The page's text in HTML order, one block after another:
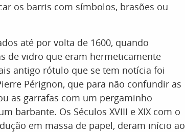
os barris com símbolos, brasões ou
até por volta de 1600, quando
de vidro que eram hermeticamente
antigo rótulo que se tem notícia foi
Pérignon, que para não confundir as
as garrafas com um pergaminho
barbante. Os Séculos XVIII e XIX com o
em massa de papel, deram início ao